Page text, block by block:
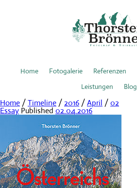
Home Fotogalerie Referenzen
Leistungen
Blog
Home /Timeline /2016 /April /02
Essay Published 02.04.2016